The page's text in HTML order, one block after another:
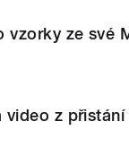
vzorky ze své
video z